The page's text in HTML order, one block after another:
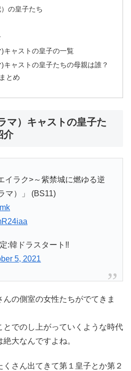
の皇子たち
キャストの皇子の一覧
キャストの皇子たちの母親は誰？
とめ
マ）キャストの皇子た
介
イラク>～紫禁城に燃ゆる逆
マ）」 (BS11)
:韓ドラスタート‼︎
5, 2021
の側室の女性たちがでてきま
とでのし上がっていくような時代
大なんですよね。
さん出てきて第１皇子とか第２